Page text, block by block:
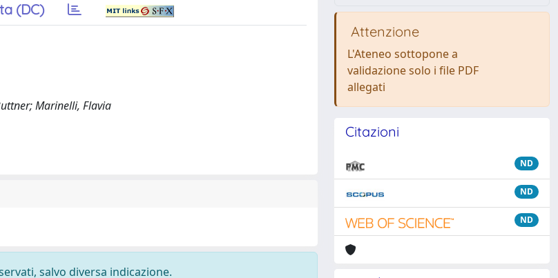
(DC)
Marinelli, Flavia
salvo diversa indicazione.
Attenzione
L'Ateneo sottopone a
validazione solo i file PDF
allegati
Citazioni
ND
ND
ND